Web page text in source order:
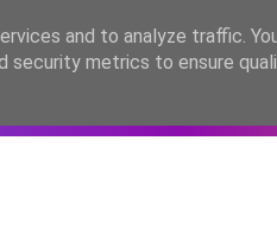
PORTUGAL
and to analyze traffic.
security metrics to ensure